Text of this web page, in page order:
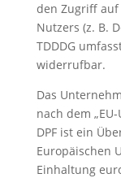
den Zugriff
Nutzers (z. B.
TDDDG
widerrufbar.
Das
nach dem „EU-
DPF ist ein
Europäischen
Einhaltung